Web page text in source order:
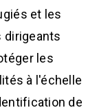
et les
dirigeants
les
à l'échelle
de